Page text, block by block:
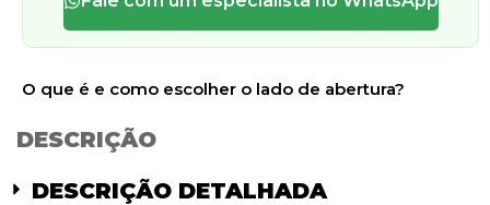
O que é e como escolher o lado de abertura?
DESCRIÇÃO
DESCRIÇÃO DETALHADA